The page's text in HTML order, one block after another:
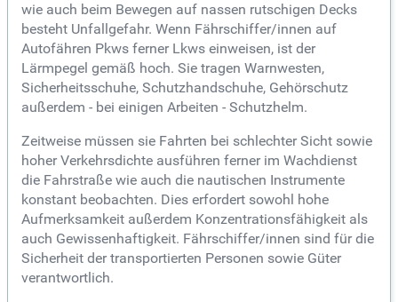
wie auch beim Bewegen auf nassen rutschigen Decks
besteht Unfallgefahr. Wenn Fährschiffer/innen auf
Autofähren Pkws ferner Lkws einweisen, ist der
Lärmpegel gemäß hoch. Sie tragen Warnwesten,
Sicherheitsschuhe, Schutzhandschuhe, Gehörschutz
außerdem - bei einigen Arbeiten - Schutzhelm.
Zeitweise müssen sie Fahrten bei schlechter Sicht sowie
hoher Verkehrsdichte ausführen ferner im Wachdienst
die Fahrstraße wie auch die nautischen Instrumente
konstant beobachten. Dies erfordert sowohl hohe
Aufmerksamkeit außerdem Konzentrationsfähigkeit als
auch Gewissenhaftigkeit. Fährschiffer/innen sind für die
Sicherheit der transportierten Personen sowie Güter
verantwortlich.